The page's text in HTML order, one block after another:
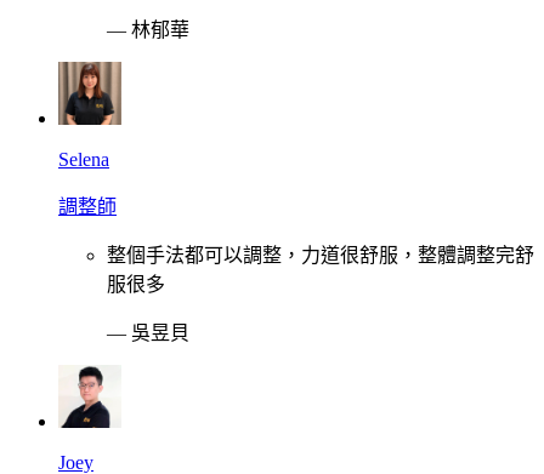
— 林郁華
Selena
調整師
整個手法都可以調整，力道很舒服，整體調整完舒
服很多
— 吳昱貝
Joey